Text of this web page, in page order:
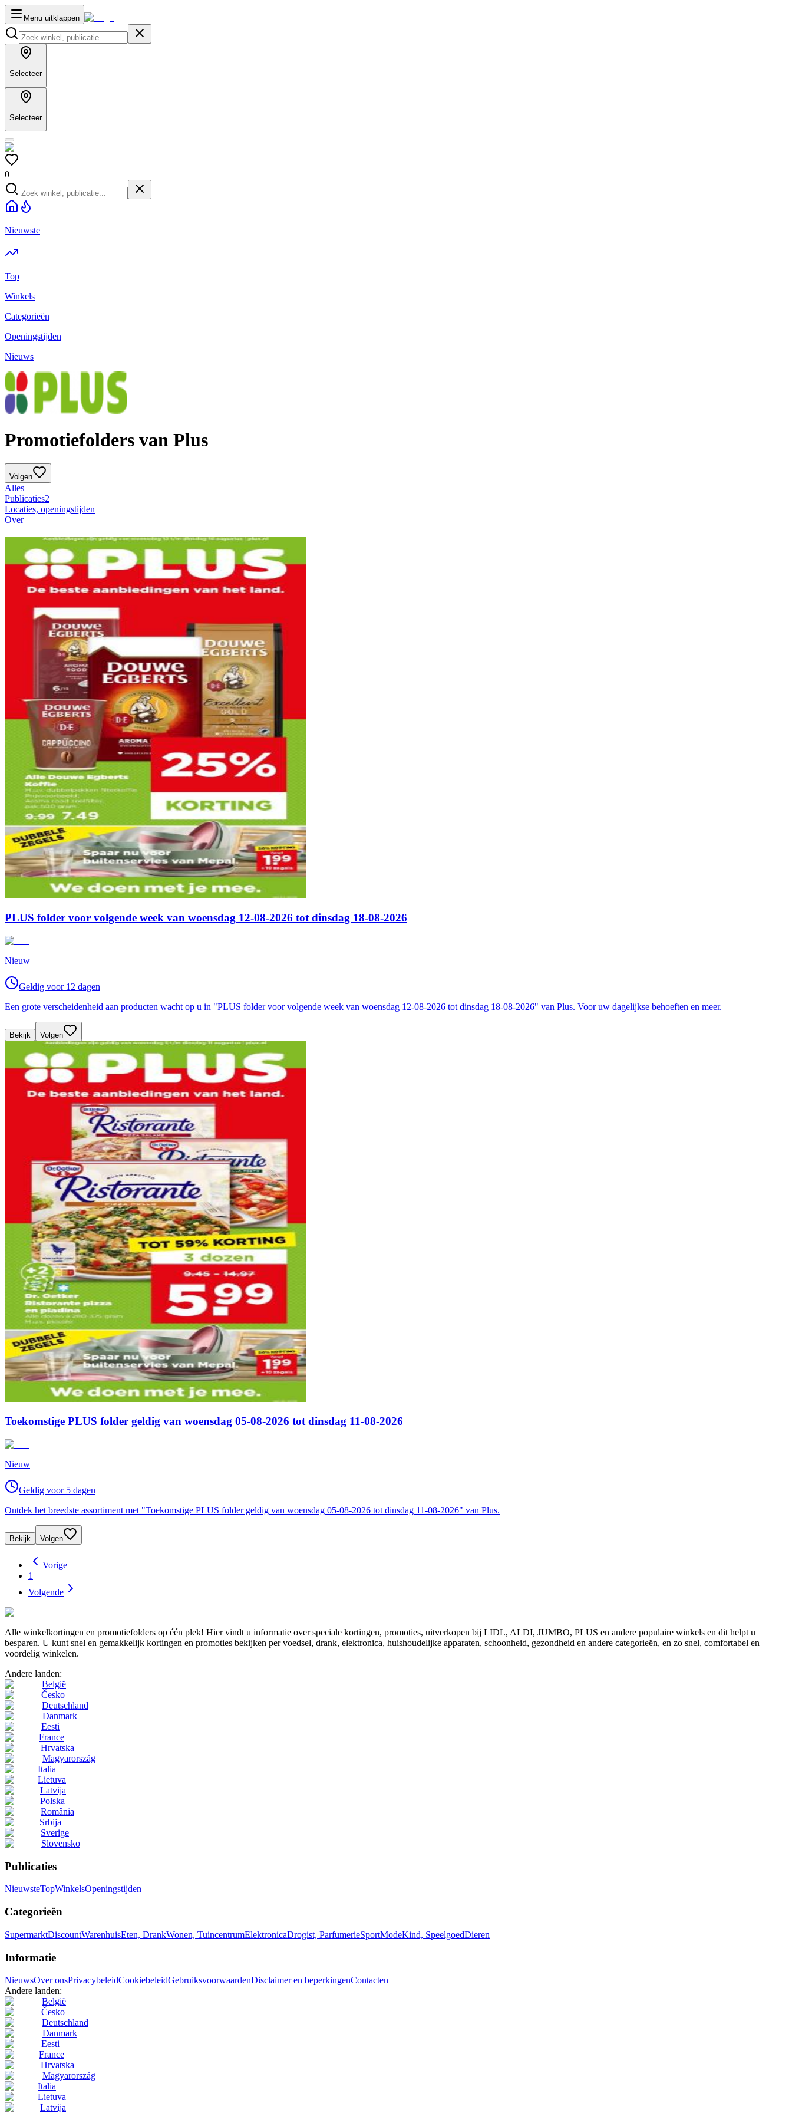
Menu uitklappen
Selecteer
Selecteer
0
Nieuwste
Top
Winkels
Categorieën
Openingstijden
Nieuws
Promotiefolders van Plus
Volgen
Alles
Publicaties2
Locaties, openingstijden
Over
PLUS folder voor volgende week van woensdag 12-08-2026 tot dinsdag 18-08-2026
Nieuw
Geldig voor 12 dagen
Een grote verscheidenheid aan producten wacht op u in "PLUS folder voor volgende week van woensdag 12-08-2026 tot dinsdag 18-08-2026" van Plus. Voor uw dagelijkse behoeften en meer.
Bekijk Volgen
Toekomstige PLUS folder geldig van woensdag 05-08-2026 tot dinsdag 11-08-2026
Nieuw
Geldig voor 5 dagen
Ontdek het breedste assortiment met "Toekomstige PLUS folder geldig van woensdag 05-08-2026 tot dinsdag 11-08-2026" van Plus.
Bekijk Volgen
Vorige
1
Volgende
Alle winkelkortingen en promotiefolders op één plek! Hier vindt u informatie over speciale kortingen, promoties, uitverkopen bij LIDL, ALDI, JUMBO, PLUS en andere populaire winkels en dit helpt u
besparen. U kunt snel en gemakkelijk kortingen en promoties bekijken per voedsel, drank, elektronica, huishoudelijke apparaten, schoonheid, gezondheid en andere categorieën, en zo snel, comfortabel en
voordelig winkelen.
Andere landen:
België
Česko
Deutschland
Danmark
Eesti
France
Hrvatska
Magyarország
Italia
Lietuva
Latvija
Polska
România
Srbija
Sverige
Slovensko
Publicaties
NieuwsteTopWinkelsOpeningstijden
Categorieën
SupermarktDiscountWarenhuisEten, DrankWonen, TuincentrumElektronicaDrogist, ParfumerieSportModeKind, SpeelgoedDieren
Informatie
NieuwsOver onsPrivacybeleidCookiebeleidGebruiksvoorwaardenDisclaimer en beperkingenContacten
Andere landen:
België
Česko
Deutschland
Danmark
Eesti
France
Hrvatska
Magyarország
Italia
Lietuva
Latvija